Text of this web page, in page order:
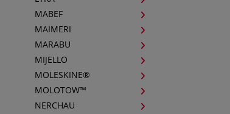
MABEF
MAIMERI
MARABU
MIJELLO
MOLESKINE®
MOLOTOW™
NERCHAU